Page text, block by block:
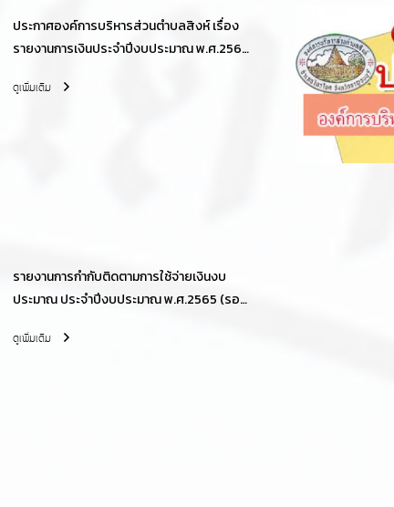
ประกาศองค์การบริหารส่วนตำบลสิงห์ เรื่อง
รายงานการเงินประจำปีงบประมาณ พ.ศ.2565
สำนักงานการตรวจเงินแผ่นดิน
ดูเพิ่มเติม
รายงานการกำกับติดตามการใช้จ่ายเงินงบ
ประมาณ ประจำปีงบประมาณ พ.ศ.2565 (รอบ
มีนาคม 2565
ดูเพิ่มเติม